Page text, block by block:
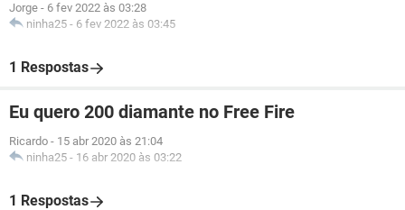
Jorge - 6 fev 2022 às 03:28
ninha25 - 6 fev 2022 às 03:45
1 Respostas
Eu quero 200 diamante no Free Fire
Ricardo - 15 abr 2020 às 21:04
ninha25 - 16 abr 2020 às 03:22
1 Respostas